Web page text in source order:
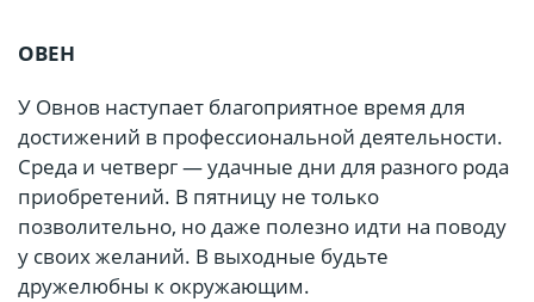
ОВЕН
У Овнов наступает благоприятное время для
достижений в профессиональной деятельности.
Среда и четверг — удачные дни для разного рода
приобретений. В пятницу не только
позволительно, но даже полезно идти на поводу
у своих желаний. В выходные будьте
дружелюбны к окружающим.